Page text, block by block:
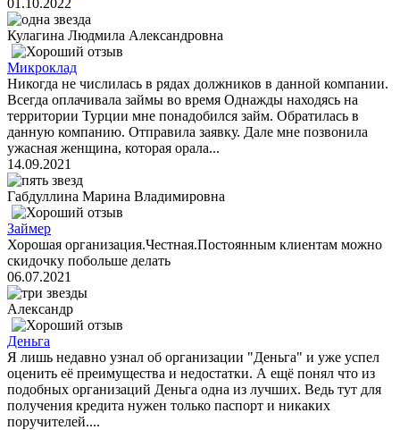
Кулагина Людмила Александровна
Микроклад
Никогда не числилась в рядах должников в данной компании.
Всегда оплачивала займы во время Однажды находясь на
территории Турции мне понадобился займ. Обратилась в
данную компанию. Отправила заявку. Дале мне позвонила
ужасная женщина, которая орала...
14.09.2021
Габдуллина Марина Владимировна
Займер
Хорошая организация.Честная.Постоянным клиентам можно
скидочку побольше делать
06.07.2021
Александр
Деньга
Я лишь недавно узнал об организации "Деньга" и уже успел
оценить её преимущества и недостатки. А ещё понял что из
подобных организаций Деньга одна из лучших. Ведь тут для
получения кредита нужен только паспорт и никаких
поручителей....